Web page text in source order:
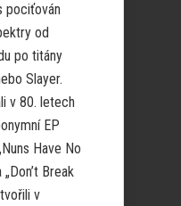
pociťován
od
po titány
Slayer.
v 80. letech
EP
Have No
„Don’t Break
v